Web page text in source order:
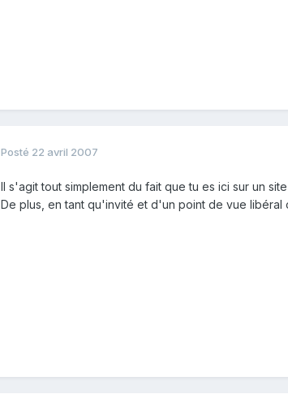
Posté 22 avril 2007
Il s'agit tout simplement du fait que tu es ici sur un
De plus, en tant qu'invité et d'un point de vue